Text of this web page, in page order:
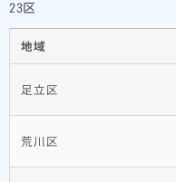
23区
地域
足立区
荒川区